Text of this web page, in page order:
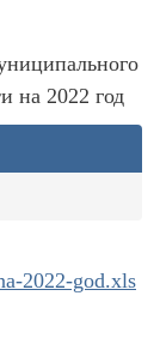
на 2022 год
2022-god.xls